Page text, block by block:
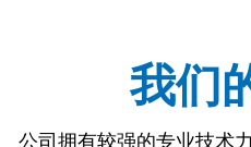
我们
公司拥有较强的专业技术